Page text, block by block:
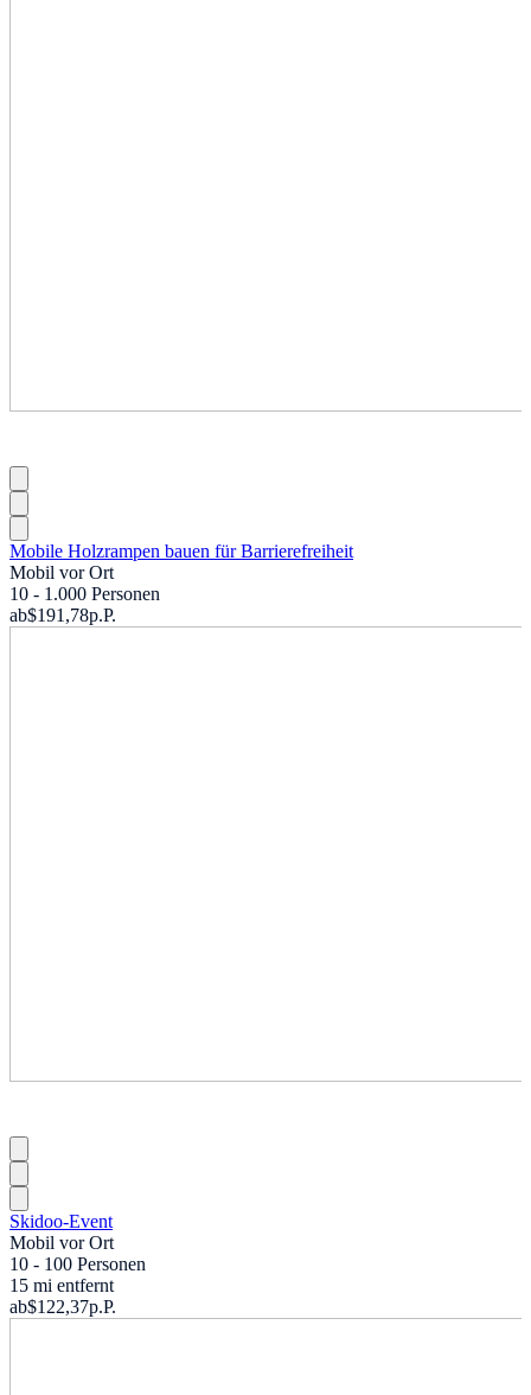
Mobile Holzrampen bauen für Barrierefreiheit
Mobil vor Ort
10 - 1.000 Personen
ab$191,78p.P.
Skidoo-Event
Mobil vor Ort
10 - 100 Personen
15 mi entfernt
ab$122,37p.P.